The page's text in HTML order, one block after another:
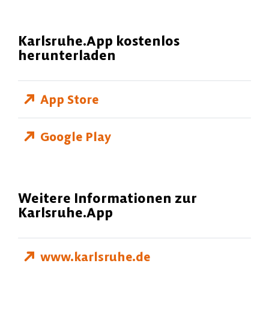
Karlsruhe.App kostenlos
herunterladen
App Store
Google Play
Weitere Informationen zur
Karlsruhe.App
www.karlsruhe.de